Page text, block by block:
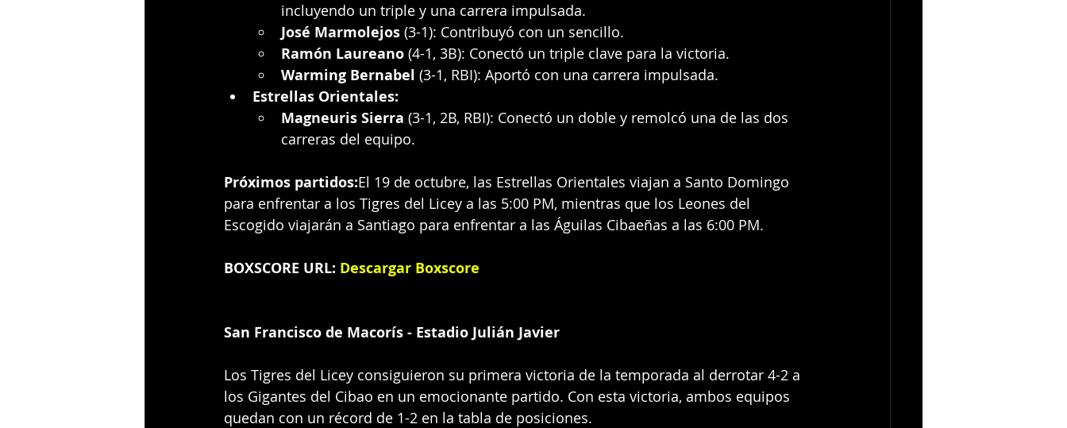
incluyendo un triple y una carrera impulsada.
José Marmolejos (3-1): Contribuyó con un sencillo.
Ramón Laureano (4-1, 3B): Conectó un triple clave para la victoria.
Warming Bernabel (3-1, RBI): Aportó con una carrera impulsada.
Estrellas Orientales:
Magneuris Sierra (3-1, 2B, RBI): Conectó un doble y remolcó una de las dos
carreras del equipo.
Próximos partidos:El 19 de octubre, las Estrellas Orientales viajan a Santo Domingo
para enfrentar a los Tigres del Licey a las 5:00 PM, mientras que los Leones del
Escogido viajarán a Santiago para enfrentar a las Águilas Cibaeñas a las 6:00 PM.
BOXSCORE URL: Descargar Boxscore
San Francisco de Macorís - Estadio Julián Javier
Los Tigres del Licey consiguieron su primera victoria de la temporada al derrotar 4-2 a
los Gigantes del Cibao en un emocionante partido. Con esta victoria, ambos equipos
quedan con un récord de 1-2 en la tabla de posiciones.